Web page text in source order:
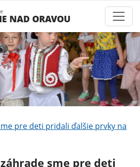
NAD ORAVOU
pre deti pridali ďalšie prvky na
sme pre deti